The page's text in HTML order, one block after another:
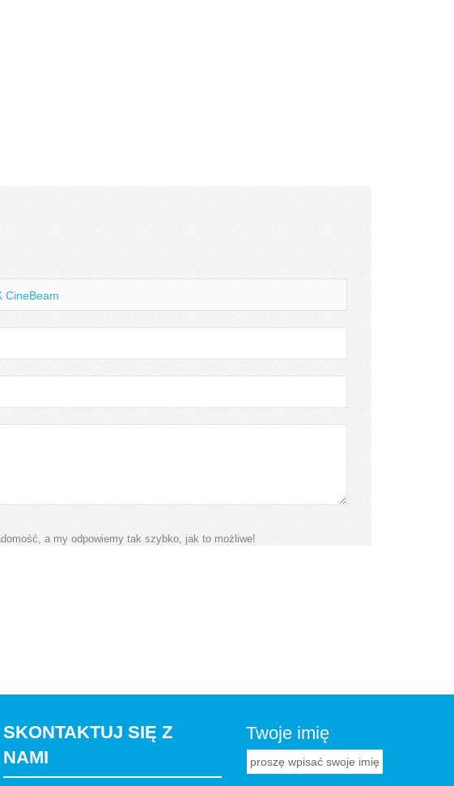
CineBeam
a my odpowiemy tak szybko, jak to możliwe!
SKONTAKTUJ SIĘ Z
NAMI
Twoje imię